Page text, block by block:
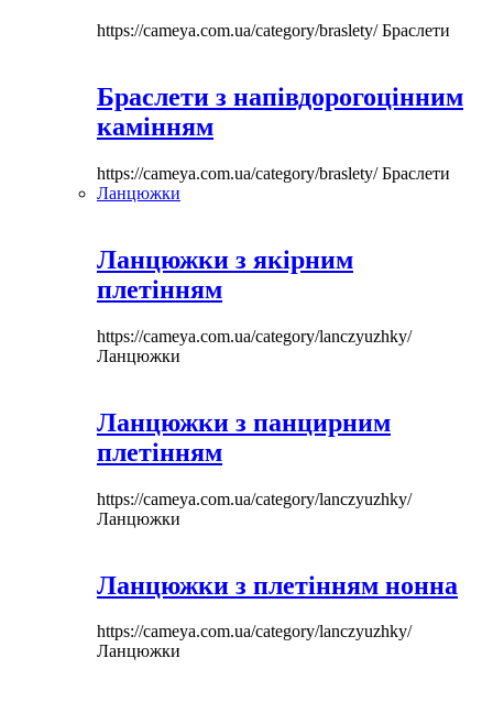
https://cameya.com.ua/category/braslety/Браслети
Браслети з напівдорогоцінним
камінням
https://cameya.com.ua/category/braslety/Браслети
Ланцюжки
Ланцюжки з якірним
плетінням
https://cameya.com.ua/category/lanczyuzhky/
Ланцюжки
Ланцюжки з панцирним
плетінням
https://cameya.com.ua/category/lanczyuzhky/
Ланцюжки
Ланцюжки з плетінням нонна
https://cameya.com.ua/category/lanczyuzhky/
Ланцюжки